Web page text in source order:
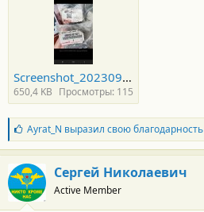
Screenshot_20230906-180647_Chrome.jpg
650,4 KB Просмотры: 115
Б
л
а
г
о
д
а
Ayrat_N выразил свою благодарность
Сергей Николаевич
Active Member